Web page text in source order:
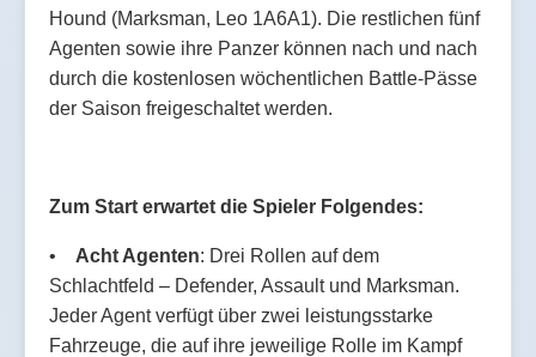
Hound (Marksman, Leo 1A6A1). Die restlichen fünf
Agenten sowie ihre Panzer können nach und nach
durch die kostenlosen wöchentlichen Battle-Pässe
der Saison freigeschaltet werden.
Zum Start erwartet die Spieler Folgendes:
• Acht Agenten: Drei Rollen auf dem
Schlachtfeld – Defender, Assault und Marksman.
Jeder Agent verfügt über zwei leistungsstarke
Fahrzeuge, die auf ihre jeweilige Rolle im Kampf